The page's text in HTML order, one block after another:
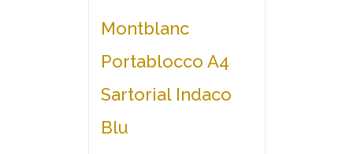
Montblanc
Portablocco A4
Sartorial Indaco
Blu